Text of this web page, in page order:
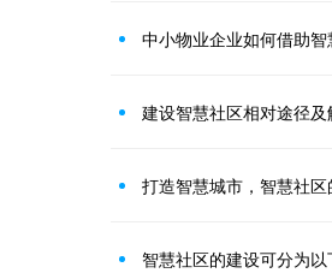
中小物业企业如何借助
建设智慧社区相对途径及
打造智慧城市，智慧社区
智慧社区的建设可分为